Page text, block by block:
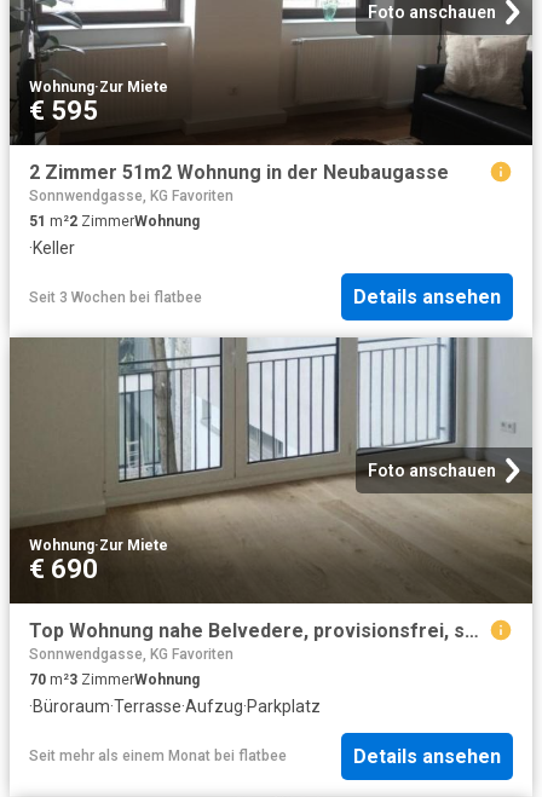
Foto anschauen
Wohnung·Zur Miete
€ 595
2 Zimmer 51m2 Wohnung in der Neubaugasse
Sonnwendgasse, KG Favoriten
51 m²2 ZimmerWohnung
·Keller
Seit 3 Wochen bei flatbee Details ansehen
Foto anschauen
Wohnung·Zur Miete
€ 690
Top Wohnung nahe Belvedere, provisionsfrei, sucht Nachmieter!
Sonnwendgasse, KG Favoriten
70 m²3 ZimmerWohnung
·Büroraum·Terrasse·Aufzug·Parkplatz
Seit mehr als einem Monat bei flatbee Details ansehen